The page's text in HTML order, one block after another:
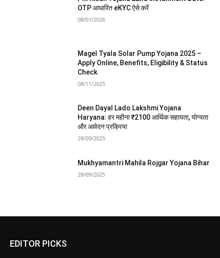
OTP आधारित eKYC ऐसे करें
08/01/2026
Magel Tyala Solar Pump Yojana 2025 –
Apply Online, Benefits, Eligibility & Status
Check
08/11/2025
Deen Dayal Lado Lakshmi Yojana
Haryana: हर महीना ₹2100 आर्थिक सहायता, योग्यता
और आवेदन प्रक्रिया
28/09/2025
Mukhyamantri Mahila Rojgar Yojana Bihar
28/09/2025
EDITOR PICKS